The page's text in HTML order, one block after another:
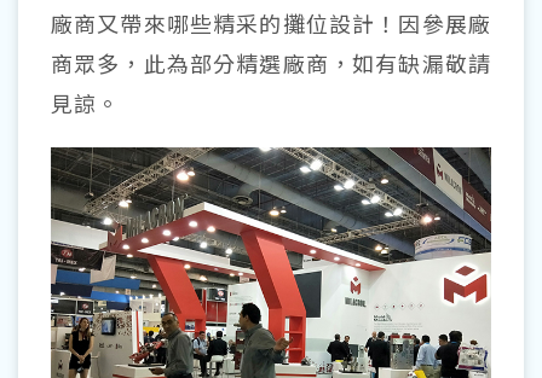
廠商又帶來哪些精采的攤位設計！因參展廠
商眾多，此為部分精選廠商，如有缺漏敬請
見諒。